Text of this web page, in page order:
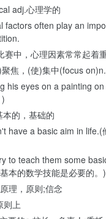
adj.心理学的
often play an
中，心理因素常常起着
，(使)集中(focus
eyes on a painting on
的，基础的
a basic aim in life.(
teach them some
本的数学技能是必要的。)
，原则;信念
上